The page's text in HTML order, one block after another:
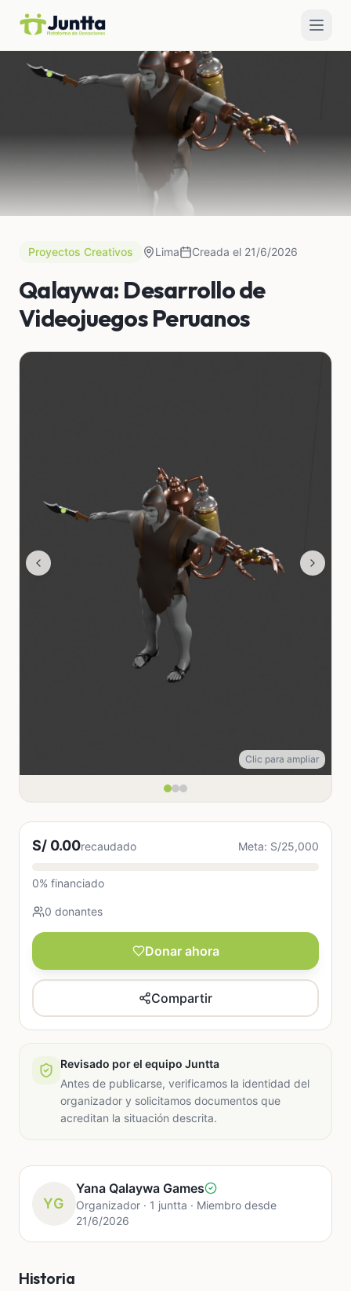
Proyectos Creativos Lima Creada el 21/6/2026
Qalaywa: Desarrollo de
Videojuegos Peruanos
Clic para ampliar
S/ 0.00recaudado Meta: S/25,000
0% financiado
0 donantes
Donar ahora
Compartir
Revisado por el equipo Juntta
Antes de publicarse, verificamos la identidad del
organizador y solicitamos documentos que
acreditan la situación descrita.
YG
Yana Qalaywa Games
Organizador · 1 juntta · Miembro desde
21/6/2026
Historia